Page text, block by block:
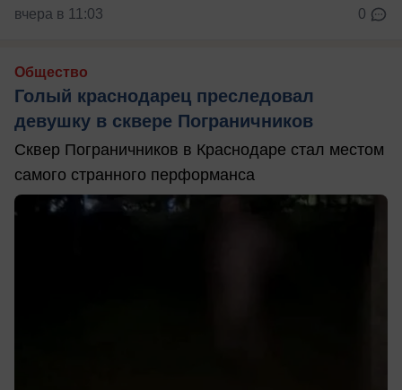
вчера в 11:03 0
Общество
Голый краснодарец преследовал
девушку в сквере Пограничников
Сквер Пограничников в Краснодаре стал местом
самого странного перформанса